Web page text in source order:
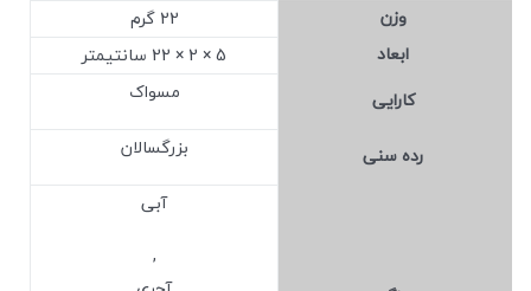
وزن
22 گرم
ابعاد
5 × 2 × 22 سانتیمتر
کارایی
مسواک
رده سنی بزرگسالان
آبی
,